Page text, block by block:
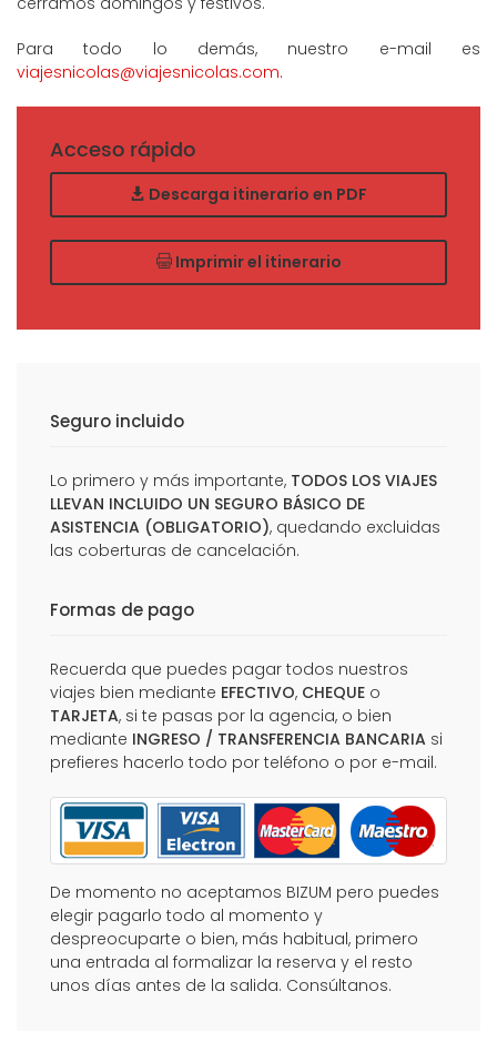
Para todo lo demás, nuestro e-mail es
viajesnicolas@viajesnicolas.com.
Acceso rápido
Descarga itinerario en PDF
Imprimir el itinerario
Seguro incluido
Lo primero y más importante, TODOS LOS VIAJES
LLEVAN INCLUIDO UN SEGURO BÁSICO DE
ASISTENCIA (OBLIGATORIO), quedando excluidas
las coberturas de cancelación.
Formas de pago
Recuerda que puedes pagar todos nuestros
viajes bien mediante EFECTIVO, CHEQUE o
TARJETA, si te pasas por la agencia, o bien
mediante INGRESO / TRANSFERENCIA BANCARIA si
prefieres hacerlo todo por teléfono o por e-mail.
De momento no aceptamos BIZUM pero puedes
elegir pagarlo todo al momento y
despreocuparte o bien, más habitual, primero
una entrada al formalizar la reserva y el resto
unos días antes de la salida. Consúltanos.